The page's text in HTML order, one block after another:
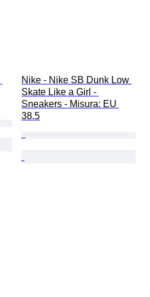
Nike - Nike SB Dunk Low
Skate Like a Girl -
Sneakers - Misura: EU
38.5